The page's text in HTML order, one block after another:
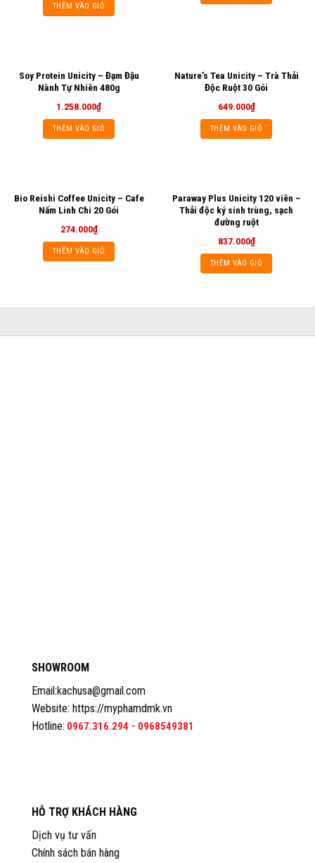
THÊM VÀO GIỎ
Soy Protein Unicity – Đạm Đậu
Nành Tự Nhiên 480g
1.258.000₫
THÊM VÀO GIỎ
Nature’s Tea Unicity – Trà Thải
Độc Ruột 30 Gói
649.000₫
THÊM VÀO GIỎ
Bio Reishi Coffee Unicity – Cafe
Nấm Linh Chi 20 Gói
274.000₫
THÊM VÀO GIỎ
Paraway Plus Unicity 120 viên –
Thải độc ký sinh trùng, sạch
đường ruột
837.000₫
THÊM VÀO GIỎ
SHOWROOM
Email:kachusa@gmail.com
Website: https://myphamdmk.vn
Hotline: 0967.316.294 - 0968549381
HỖ TRỢ KHÁCH HÀNG
Dịch vụ tư vấn
Chính sách bán hàng